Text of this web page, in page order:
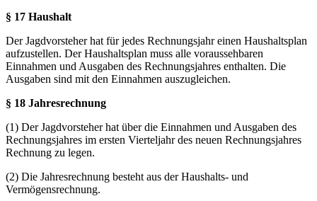
§ 17 Haushalt
Der Jagdvorsteher hat für jedes Rechnungsjahr einen Haushaltsplan
aufzustellen. Der Haushaltsplan muss alle voraussehbaren
Einnahmen und Ausgaben des Rechnungsjahres enthalten. Die
Ausgaben sind mit den Einnahmen auszugleichen.
§ 18 Jahresrechnung
(1) Der Jagdvorsteher hat über die Einnahmen und Ausgaben des
Rechnungsjahres im ersten Vierteljahr des neuen Rechnungsjahres
Rechnung zu legen.
(2) Die Jahresrechnung besteht aus der Haushalts- und
Vermögensrechnung.